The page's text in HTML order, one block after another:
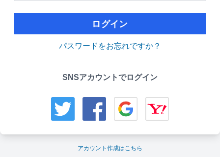
ログイン
パスワードをお忘れですか？
SNSアカウントでログイン
アカウント作成はこちら